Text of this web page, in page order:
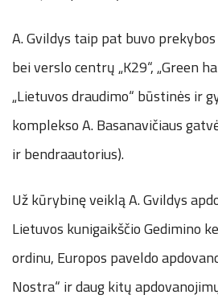
A. Gvildys taip pat buvo prekybos
bei verslo centrų „K29“, „Green
„Lietuvos draudimo“ būstinės ir
komplekso A. Basanavičiaus
ir bendraautorius).
Už kūrybinę veiklą A. Gvildys
Lietuvos kunigaikščio Gedimino
ordinu, Europos paveldo
Nostra“ ir daug kitų